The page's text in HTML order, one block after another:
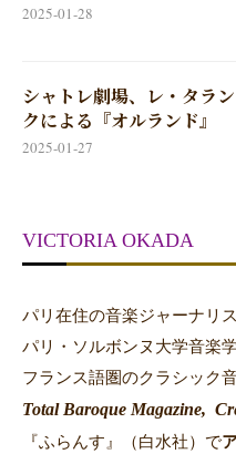
2025-01-28
シャトレ劇場、レ・タラ
クによる『オルランド』
2025-01-27
VICTORIA OKADA
パリ在住の音楽ジャーナリ
パリ・ソルボンヌ大学音楽
フランス語圏のクラシック
Total Baroque Magazine,
『ふらんす』（白水社）で